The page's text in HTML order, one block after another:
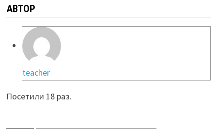
АВТОР
teacher
Посетили 18 раз.